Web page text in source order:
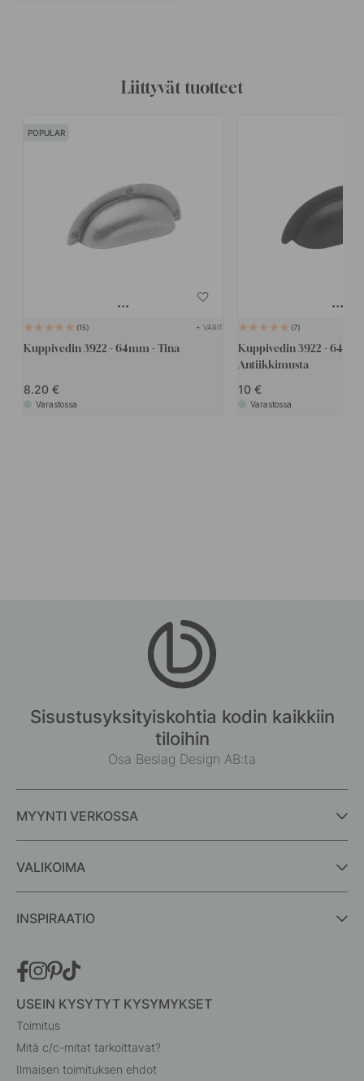
Liittyvät tuotteet
POPULAR
15 + VÄRIT
Kuppivedin 3922 - 64mm - Tina
8.20
Varastossa
7
Kuppivedin 3922 -
Antiikkimusta
10
Varastossa
Sisustusyksityiskohtia kodin kaikkiin
tiloihin
Osa Beslag Design AB:ta
MYYNTI VERKOSSA
VALIKOIMA
INSPIRAATIO
USEIN KYSYTYT KYSYMYKSET
Toimitus
Mitä c/c-mitat tarkoittavat?
Ilmaisen toimituksen ehdot